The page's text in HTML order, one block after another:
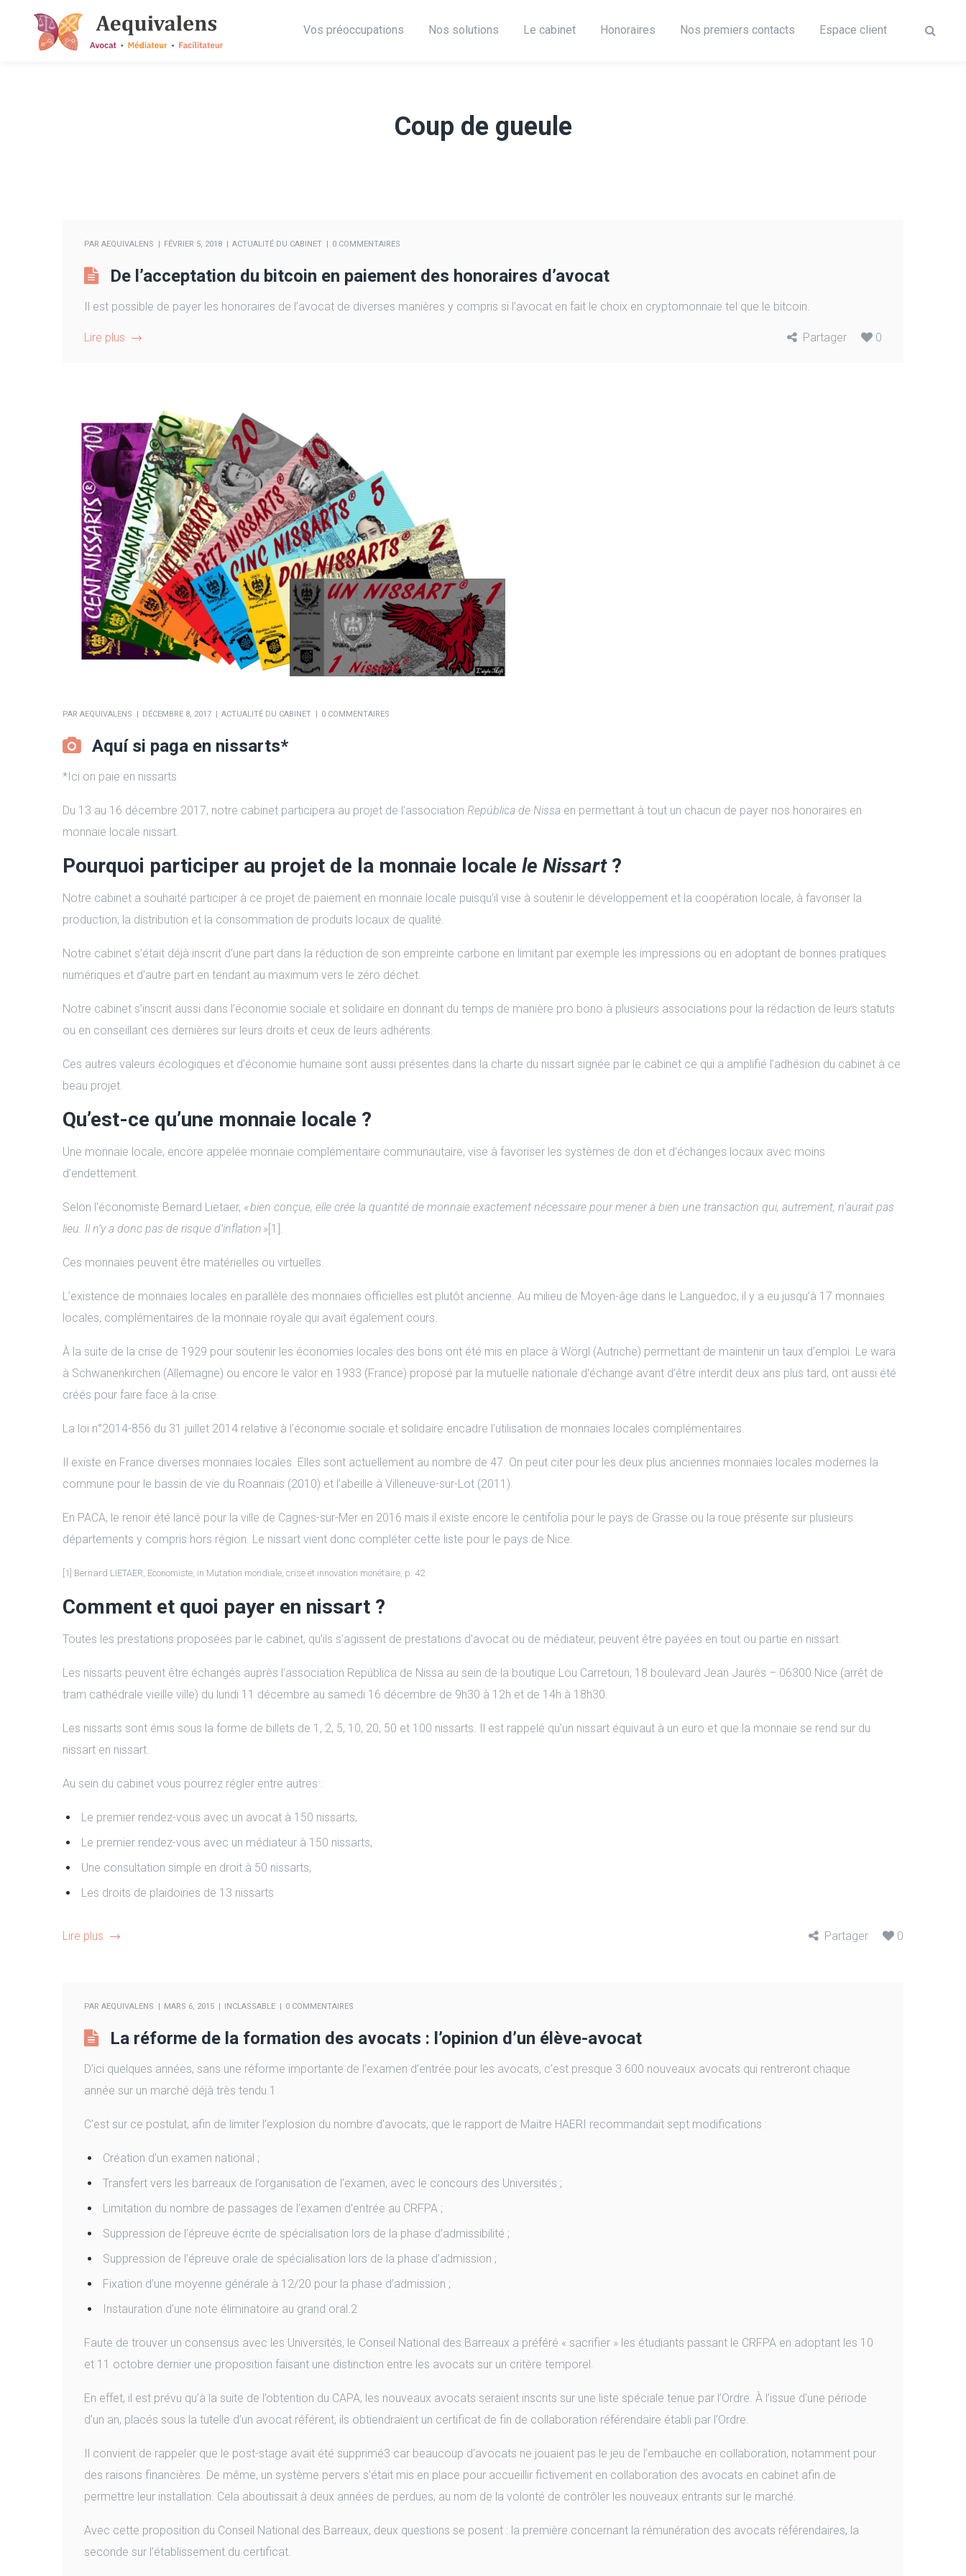
Vos préoccupations Nos solutions Le cabinet Honoraires Nos premiers contacts Espace client
Coup de gueule
PAR AEQUIVALENS FÉVRIER 5, 2018 ACTUALITÉ DU CABINET 0 COMMENTAIRES
De l’acceptation du bitcoin en paiement des honoraires d’avocat
Il est possible de payer les honoraires de l’avocat de diverses manières y compris si l’avocat en fait le choix en cryptomonnaie tel que le bitcoin.
Lire plus Partager 0
PAR AEQUIVALENS DÉCEMBRE 8, 2017 ACTUALITÉ DU CABINET 0 COMMENTAIRES
Aquí si paga en nissarts*
*Ici on paie en nissarts
Du 13 au 16 décembre 2017, notre cabinet participera au projet de l’association República de Nissa en permettant à tout un chacun de payer nos honoraires en
monnaie locale nissart.
Pourquoi participer au projet de la monnaie locale le Nissart?
Notre cabinet a souhaité participer à ce projet de paiement en monnaie locale puisqu’il vise à soutenir le développement et la coopération locale, à favoriser la
production, la distribution et la consommation de produits locaux de qualité.
Notre cabinet s’était déjà inscrit d’une part dans la réduction de son empreinte carbone en limitant par exemple les impressions ou en adoptant de bonnes pratiques
numériques et d’autre part en tendant au maximum vers le zéro déchet.
Notre cabinet s’inscrit aussi dans l’économie sociale et solidaire en donnant du temps de manière pro bono à plusieurs associations pour la rédaction de leurs statuts
ou en conseillant ces dernières sur leurs droits et ceux de leurs adhérents.
Ces autres valeurs écologiques et d’économie humaine sont aussi présentes dans la charte du nissart signée par le cabinet ce qui a amplifié l’adhésion du cabinet à ce
beau projet.
Qu’est-ce qu’une monnaie locale ?
Une monnaie locale, encore appelée monnaie complémentaire communautaire, vise à favoriser les systèmes de don et d’échanges locaux avec moins
d’endettement.
Selon l’économiste Bernard Lietaer, « bien conçue, elle crée la quantité de monnaie exactement nécessaire pour mener à bien une transaction qui, autrement, n’aurait pas
lieu. Il n’y a donc pas de risque d’inflation »[1].
Ces monnaies peuvent être matérielles ou virtuelles.
L’existence de monnaies locales en parallèle des monnaies officielles est plutôt ancienne. Au milieu de Moyen-âge dans le Languedoc, il y a eu jusqu’à 17 monnaies
locales, complémentaires de la monnaie royale qui avait également cours.
À la suite de la crise de 1929 pour soutenir les économies locales des bons ont été mis en place à Wörgl (Autriche) permettant de maintenir un taux d’emploi. Le wara
à Schwanenkirchen (Allemagne) ou encore le valor en 1933 (France) proposé par la mutuelle nationale d’échange avant d’être interdit deux ans plus tard, ont aussi été
créés pour faire face à la crise.
La loi n°2014-856 du 31 juillet 2014 relative à l’économie sociale et solidaire encadre l’utilisation de monnaies locales complémentaires.
Il existe en France diverses monnaies locales. Elles sont actuellement au nombre de 47. On peut citer pour les deux plus anciennes monnaies locales modernes la
commune pour le bassin de vie du Roannais (2010) et l’abeille à Villeneuve-sur-Lot (2011).
En PACA, le renoir été lancé pour la ville de Cagnes-sur-Mer en 2016 mais il existe encore le centifolia pour le pays de Grasse ou la roue présente sur plusieurs
départements y compris hors région. Le nissart vient donc compléter cette liste pour le pays de Nice.
[1] Bernard LIETAER, Economiste, in Mutation mondiale, crise et innovation monétaire, p. 42
Comment et quoi payer en nissart ?
Toutes les prestations proposées par le cabinet, qu’ils s’agissent de prestations d’avocat ou de médiateur, peuvent être payées en tout ou partie en nissart.
Les nissarts peuvent être échangés auprès l’association República de Nissa au sein de la boutique Lou Carretoun, 18 boulevard Jean Jaurès – 06300 Nice (arrêt de
tram cathédrale vieille ville) du lundi 11 décembre au samedi 16 décembre de 9h30 à 12h et de 14h à 18h30.
Les nissarts sont émis sous la forme de billets de 1, 2, 5, 10, 20, 50 et 100 nissarts. Il est rappelé qu’un nissart équivaut à un euro et que la monnaie se rend sur du
nissart en nissart.
Au sein du cabinet vous pourrez régler entre autres :
Le premier rendez-vous avec un avocat à 150 nissarts,
Le premier rendez-vous avec un médiateur à 150 nissarts,
Une consultation simple en droit à 50 nissarts,
Les droits de plaidoiries de 13 nissarts
Lire plus Partager 0
PAR AEQUIVALENS MARS 6, 2015 INCLASSABLE 0 COMMENTAIRES
La réforme de la formation des avocats : l’opinion d’un élève-avocat
D’ici quelques années, sans une réforme importante de l’examen d’entrée pour les avocats, c’est presque 3 600 nouveaux avocats qui rentreront chaque
année sur un marché déjà très tendu.1
C’est sur ce postulat, afin de limiter l’explosion du nombre d’avocats, que le rapport de Maitre HAERI recommandait sept modifications :
Création d’un examen national ;
Transfert vers les barreaux de l’organisation de l’examen, avec le concours des Universités ;
Limitation du nombre de passages de l’examen d’entrée au CRFPA ;
Suppression de l’épreuve écrite de spécialisation lors de la phase d’admissibilité ;
Suppression de l’épreuve orale de spécialisation lors de la phase d’admission ;
Fixation d’une moyenne générale à 12/20 pour la phase d’admission ;
Instauration d’une note éliminatoire au grand oral.2
Faute de trouver un consensus avec les Universités, le Conseil National des Barreaux a préféré « sacrifier » les étudiants passant le CRFPA en adoptant les 10
et 11 octobre dernier une proposition faisant une distinction entre les avocats sur un critère temporel.
En effet, il est prévu qu’à la suite de l’obtention du CAPA, les nouveaux avocats seraient inscrits sur une liste spéciale tenue par l’Ordre. À l’issue d’une période
d’un an, placés sous la tutelle d’un avocat référent, ils obtiendraient un certificat de fin de collaboration référendaire établi par l’Ordre.
Il convient de rappeler que le post-stage avait été supprimé3 car beaucoup d’avocats ne jouaient pas le jeu de l’embauche en collaboration, notamment pour
des raisons financières. De même, un système pervers s’était mis en place pour accueillir fictivement en collaboration des avocats en cabinet afin de
permettre leur installation. Cela aboutissait à deux années de perdues, au nom de la volonté de contrôler les nouveaux entrants sur le marché.
Avec cette proposition du Conseil National des Barreaux, deux questions se posent : la première concernant la rémunération des avocats référendaires, la
seconde sur l’établissement du certificat.